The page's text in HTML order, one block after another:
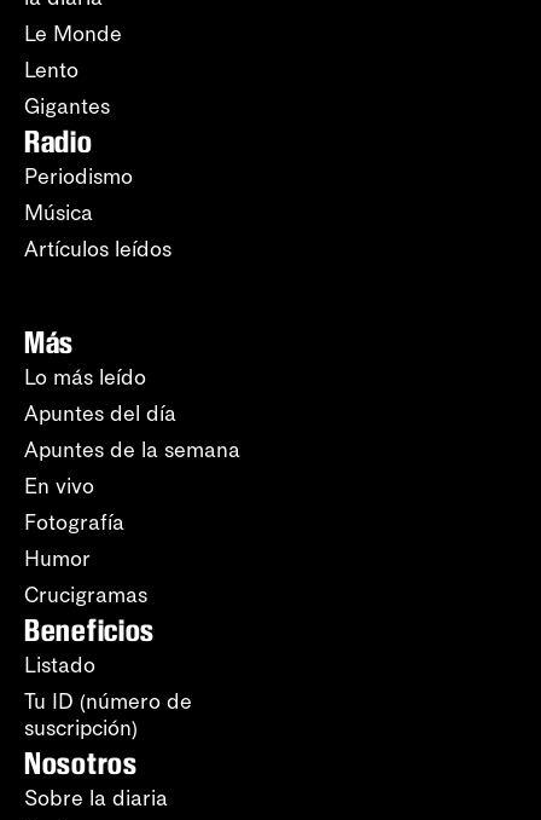
Le Monde
Lento
Gigantes
Radio
Periodismo
Música
Artículos leídos
Más
Lo más leído
Apuntes del día
Apuntes de la semana
En vivo
Fotografía
Humor
Crucigramas
Beneficios
Listado
Tu ID (número de
suscripción)
Nosotros
Sobre la diaria